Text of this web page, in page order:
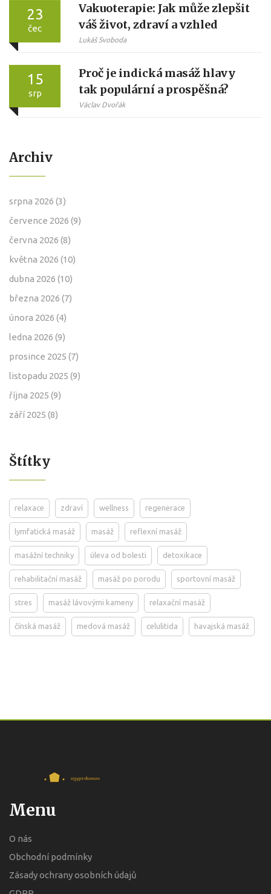
23
čec
Vakuoterapie: Jak může zlepšit
váš život, zdraví a vzhled
Lukáš Svoboda
15
srp
Proč je indická masáž hlavy
tak populární a prospěšná?
Václav Dvořák
Archiv
srpna 2026 (3)
července 2026 (9)
června 2026 (8)
května 2026 (10)
dubna 2026 (10)
března 2026 (7)
února 2026 (4)
ledna 2026 (9)
prosince 2025 (7)
listopadu 2025 (9)
října 2025 (9)
září 2025 (8)
Štítky
relaxace zdraví wellness regenerace
lymfatická masáž masáž reflexní masáž
masážní techniky úleva od bolesti detoxikace
rehabilitační masáž masáž po porodu sportovní masáž
stres masáž lávovými kameny relaxační masáž
čínská masáž medová masáž celulitida havajská masáž
Menu
O nás
Obchodní podmínky
Zásady ochrany osobních údajů